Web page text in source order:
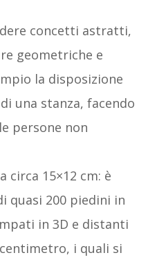
concetti astratti,
geometriche e
la disposizione
una stanza, facendo
persone non
15×12 cm: è
quasi 200 piedini in
in 3D e distanti
i quali si